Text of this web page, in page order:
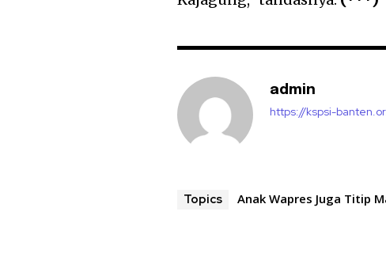
admin
https://kspsi-
Topics Anak Wapres Juga Titip